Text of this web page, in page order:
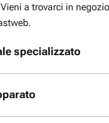
a trovarci in
specializzato
assistenza per la